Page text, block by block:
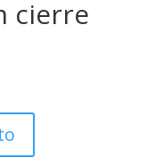
cierre